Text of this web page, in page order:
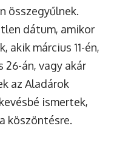
összegyűlnek.
dátum, amikor
akik március 11-én,
26-án, vagy akár
az Aladárok
ismertek,
köszöntésre.